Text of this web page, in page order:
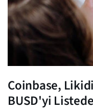
Coinbase,
BUSD'yi